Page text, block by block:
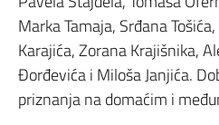
Marka Tamaja, Srđana
Karajića, Zorana Krajišnika,
Đorđevića i Miloša Janjića.
priznanja na domaćim i